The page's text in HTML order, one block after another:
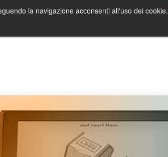
la navigazione acconsenti all'uso dei cookie.
Arkage